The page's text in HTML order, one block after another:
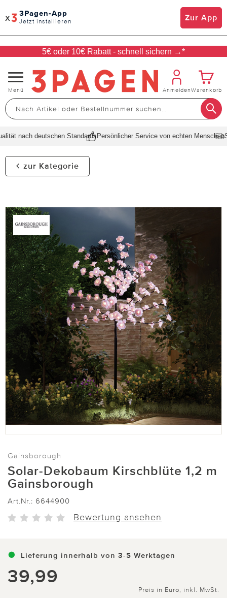
x 3Pagen-App
Jetzt installieren Zur App
5€ oder 10€ Rabatt - schnell sichern →*
Navigation
umschalten
Menü AnmeldenWarenkorb
nach deutschen StandardsPersönlicher Service von echten Menschen
zur Kategorie
Gainsborough
Solar-Dekobaum Kirschblüte 1,2 m
Gainsborough
Art.Nr.: 6644900
Bewertung ansehen
Lieferung innerhalb von 3-5 Werktagen
39,99
Preis in Euro, inkl. MwSt.